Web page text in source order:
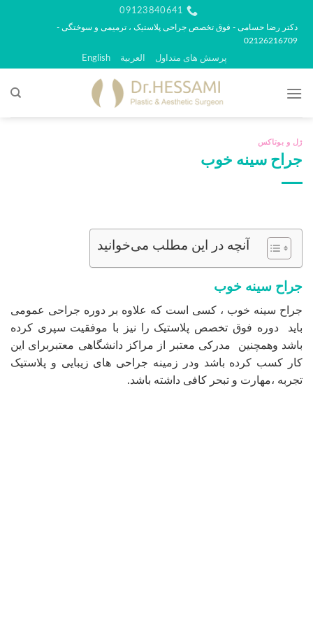
محتوا
09123840641
دکتر رضا حسامی - فوق تخصص جراحی پلاستیک ، ترمیمی و سوختگی -
02126216709
پرسش های متداول العربية English
ژل و بوتاکس
جراح سینه خوب
آنچه در این مطلب می‌خوانید
جراح سینه خوب
جراح سینه خوب ، کسی است که علاوه بر دوره جراحی عمومی
باید دوره فوق تخصص پلاستیک را نیز با موفقیت سپری کرده
باشد وهمچنین مدرکی معتبر از مراکز دانشگاهی معتبربرای این
کار کسب کرده باشد ودر زمینه جراحی های زیبایی و پلاستیک
تجربه ،مهارت و تبحر کافی داشته باشد.